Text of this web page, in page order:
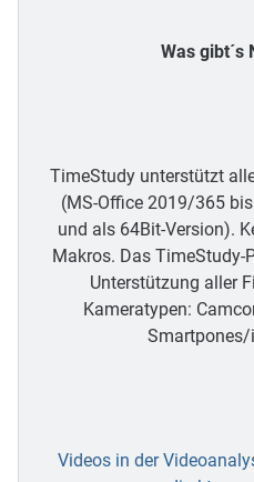
Was gibt´s
TimeStudy unterstützt
(MS-Office 2019/365
und als 64Bit-Version).
Makros. Das TimeStudy-
Unterstützung aller
Kameratypen:
Smartpones/
Videos in der